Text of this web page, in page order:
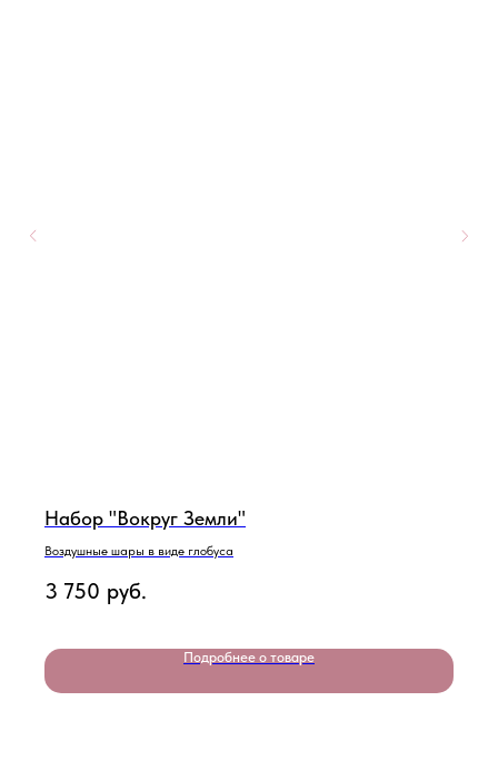
Набор "Вокруг Земли"
Воздушные шары в виде глобуса
3 750 руб.
Подробнее о товаре